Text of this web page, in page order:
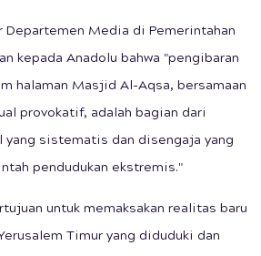
Departemen Media di Pemerintahan
kepada Anadolu bahwa "pengibaran
halaman Masjid Al-Aqsa, bersamaan
provokatif, adalah bagian dari
yang sistematis dan disengaja yang
pendudukan ekstremis."
untuk memaksakan realitas baru
Timur yang diduduki dan